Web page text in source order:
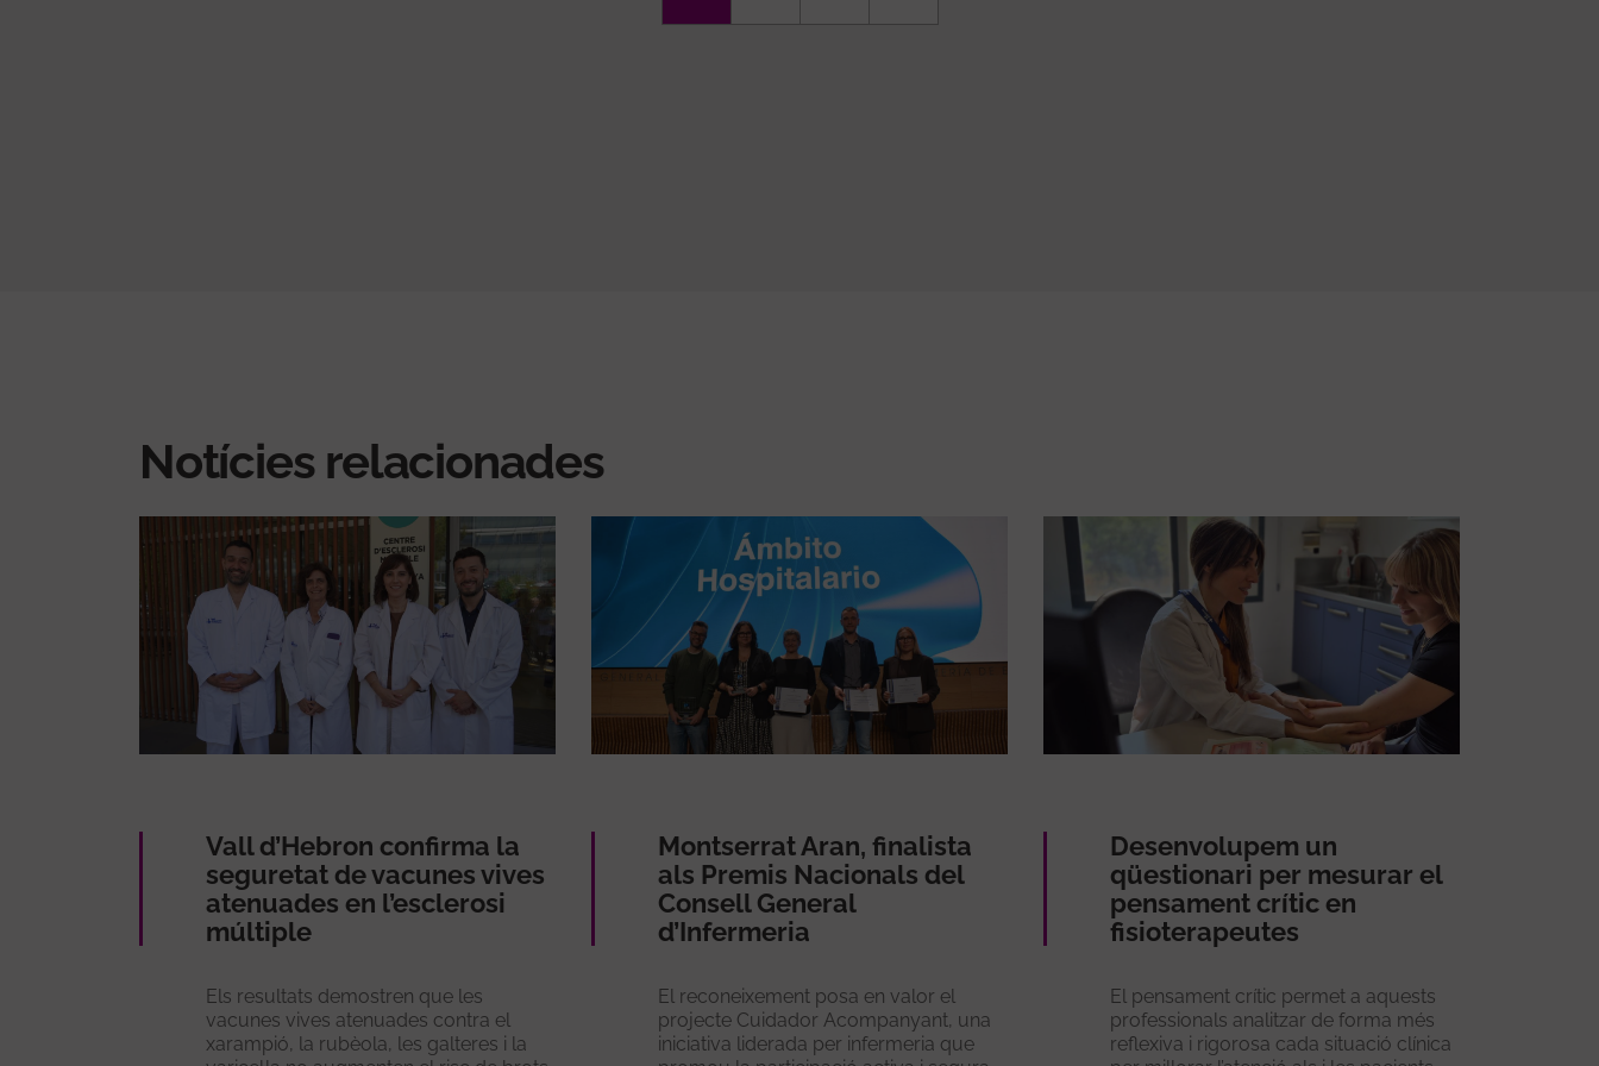
Notícies relacionades
Vall d’Hebron confirma la
seguretat de vacunes vives
atenuades en l’esclerosi
múltiple
Els resultats demostren que les
vacunes vives atenuades contra el
xarampió, la rubèola, les galteres i la
Montserrat Aran, finalista
als Premis Nacionals del
Consell General
d’Infermeria
El reconeixement posa en valor el
projecte Cuidador Acompanyant, una
iniciativa liderada per infermeria que
Desenvolupem un
qüestionari per mesurar el
pensament crític en
fisioterapeutes
El pensament crític permet a aquests
professionals analitzar de forma més
reflexiva i rigorosa cada situació clínica